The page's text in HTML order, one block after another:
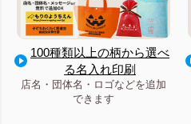
100種類以上の柄から選べ
る名入れ印刷
店名・団体名・ロゴなどを追加
できます